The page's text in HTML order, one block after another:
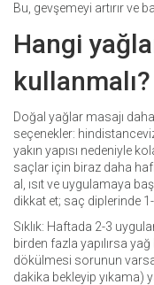
Bu, gevşemeyi artırır ve
Hangi
kullanmalı?
Doğal yağlar masajı
seçenekler:
yakın yapısı nedeniyle
saçlar için biraz daha
al, ısıt ve uygulamaya
dikkat et; saç diplerinde
Sıklık: Haftada 2-3
birden fazla yapılırsa
dökülmesi sorunun
dakika bekleyip yıkama)